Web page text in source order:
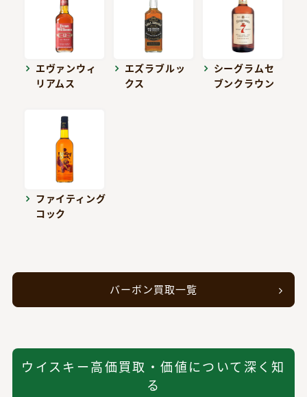
エヴァンウィ
リアムス
エズラブルッ
クス
シーグラムセ
ブンクラウン
ファイティング
コック
バーボン買取一覧
ウイスキー高価買取・価値について深く知
る